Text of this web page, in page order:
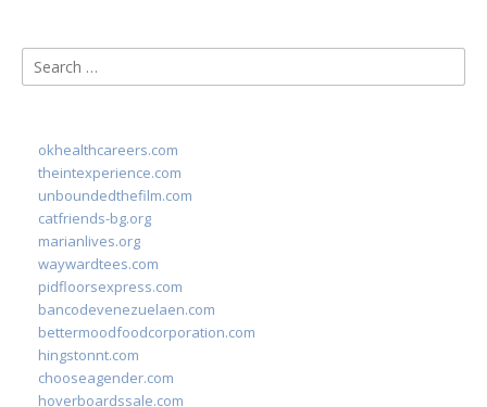
Search
for:
okhealthcareers.com
theintexperience.com
unboundedthefilm.com
catfriends-bg.org
marianlives.org
waywardtees.com
pidfloorsexpress.com
bancodevenezuelaen.com
bettermoodfoodcorporation.com
hingstonnt.com
chooseagender.com
hoverboardssale.com